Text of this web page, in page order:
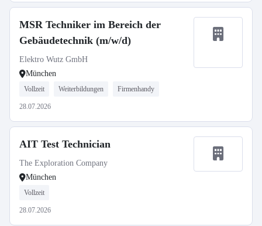
MSR Techniker im Bereich der
Gebäudetechnik (m/w/d)
Elektro Wutz GmbH
München
Vollzeit Weiterbildungen Firmenhandy
28.07.2026
AIT Test Technician
The Exploration Company
München
Vollzeit
28.07.2026